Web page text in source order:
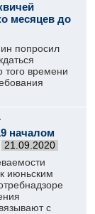
месяцев до
попросил
того времени
началом
21.09.2020
июньским
с